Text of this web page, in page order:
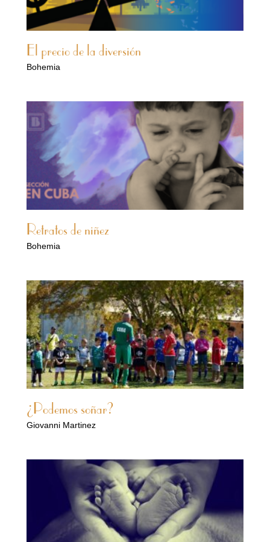
El precio de la diversión
Bohemia
Retratos de niñez
Bohemia
¿Podemos soñar?
Giovanni Martinez